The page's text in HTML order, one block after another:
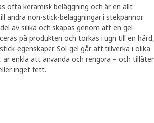
ofta keramisk beläggning och är en allt
andra non-stick-beläggningar i stekpannor.
av silika och skapas genom att en gel-
på produkten och torkas i ugn till en hård,
egenskaper. Sol-gel går att tillverka i olika
är enkla att använda och rengöra – och tillåter
inget fett.